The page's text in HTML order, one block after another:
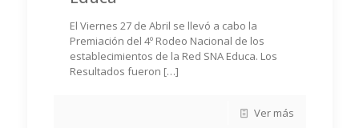
El Viernes 27 de Abril se llevó a cabo la
Premiación del 4º Rodeo Nacional de los
establecimientos de la Red SNA Educa. Los
Resultados fueron […]
Ver más